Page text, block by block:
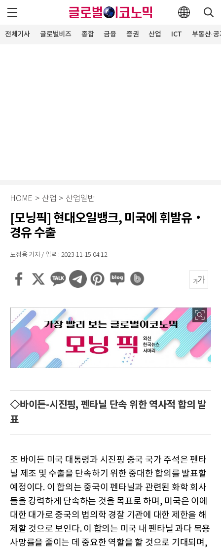
전체기사 글로벌비즈 종합 금융 증권 산업 ICT 부동산·
HOME > 산업 > 산업일반
[모닝픽] 현대오일뱅크, 미국에 휘발유‧
경유 수출
노정용 기자 / 입력 : 2023-11-15 04:12
◇바이든-시진핑, 펜타닐 단속 위한 역사적 합의 발
표
조 바이든 미국 대통령과 시진핑 중국 국가 주석은 펜타
닐 제조 및 수출을 단속하기 위한 중대한 합의를 발표할
예정이다. 이 합의는 중국이 펜타닐과 관련된 화학 회사
들을 강력하게 단속하는 것을 목표로 하며, 미국은 이에
대한 대가로 중국의 법의학 경찰 기관에 대한 제한을 해
제할 것으로 보인다. 이 합의는 미국 내 펜타닐 과다 복용
사망률을 줄이는 데 중요한 역할을 할 것으로 기대되며,